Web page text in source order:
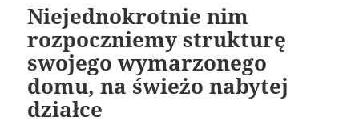
Niejednokrotnie nim
rozpoczniemy strukturę
swojego wymarzonego
domu, na świeżo nabytej
działce